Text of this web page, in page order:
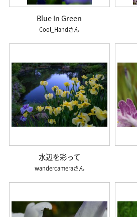
Blue In Green
Cool_Hand
水辺を彩って
wandercamera